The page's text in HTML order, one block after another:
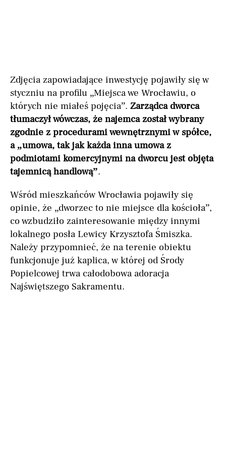
Zdjęcia zapowiadające inwestycję pojawiły się w
styczniu na profilu „Miejsca we Wrocławiu, o
których nie miałeś pojęcia”. Zarządca dworca
tłumaczył wówczas, że najemca został wybrany
zgodnie z procedurami wewnętrznymi w spółce,
a „umowa, tak jak każda inna umowa z
podmiotami komercyjnymi na dworcu jest objęta
tajemnicą handlową”.
Wśród mieszkańców Wrocławia pojawiły się
opinie, że „dworzec to nie miejsce dla kościoła”,
co wzbudziło zainteresowanie między innymi
lokalnego posła Lewicy Krzysztofa Śmiszka.
Należy przypomnieć, że na terenie obiektu
funkcjonuje już kaplica, w której od Środy
Popielcowej trwa całodobowa adoracja
Najświętszego Sakramentu.